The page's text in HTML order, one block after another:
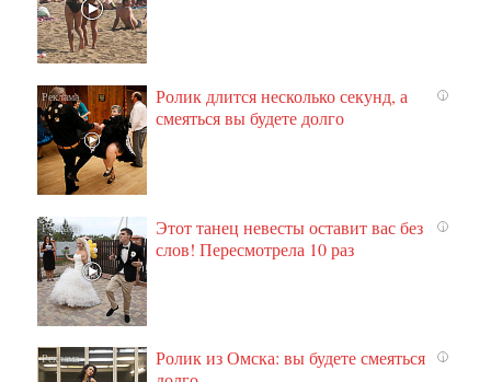
i
Ролик длится несколько секунд, а
смеяться вы будете долго
i
Этот танец невесты оставит вас без
слов! Пересмотрела 10 раз
i
Ролик из Омска: вы будете смеяться